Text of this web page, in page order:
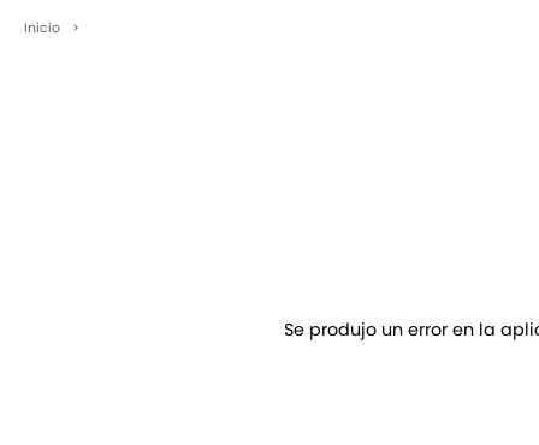
Inicio >
Se produjo un error en la